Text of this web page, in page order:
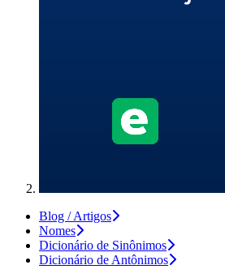
Blog / Artigos
Nomes
Dicionário de Sinônimos
Dicionário de Antônimos